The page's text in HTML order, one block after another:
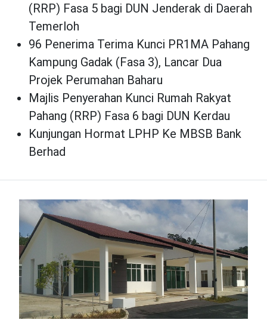
(RRP) Fasa 5 bagi DUN Jenderak di Daerah
Temerloh
96 Penerima Terima Kunci PR1MA Pahang
Kampung Gadak (Fasa 3), Lancar Dua
Projek Perumahan Baharu
Majlis Penyerahan Kunci Rumah Rakyat
Pahang (RRP) Fasa 6 bagi DUN Kerdau
Kunjungan Hormat LPHP Ke MBSB Bank
Berhad